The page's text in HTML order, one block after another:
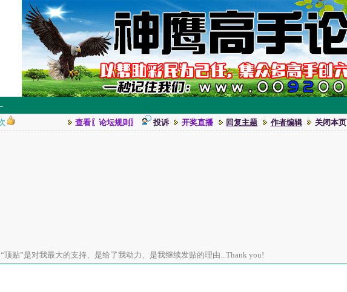
查看〖论坛规则〗 投诉 开奖直播 回复主题 作者编辑 关闭本页
顶贴”是对我最大的支持、是给了我动力、是我继续发贴的理由...Thank you!